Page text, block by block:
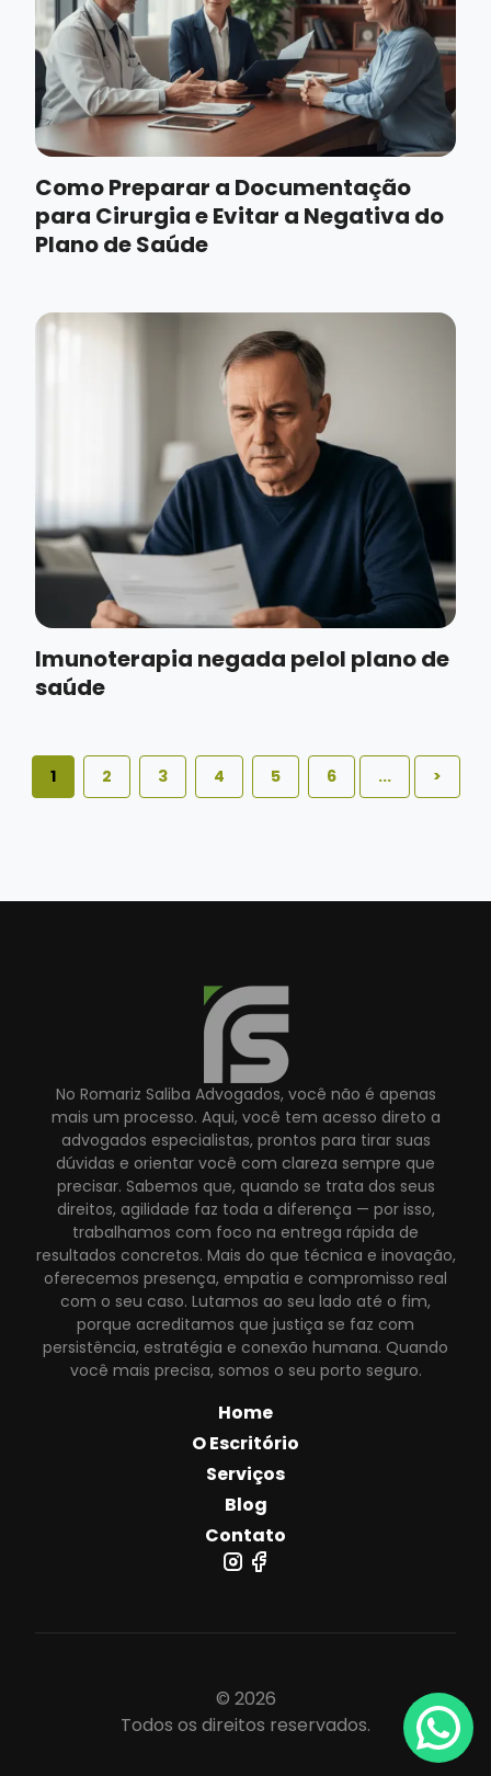
Como Preparar a Documentação
para Cirurgia e Evitar a Negativa do
Plano de Saúde
Imunoterapia negada pelol plano de
saúde
1 2 3 4 5 6 ... >
No Romariz Saliba Advogados, você não é apenas
mais um processo. Aqui, você tem acesso direto a
advogados especialistas, prontos para tirar suas
dúvidas e orientar você com clareza sempre que
precisar. Sabemos que, quando se trata dos seus
direitos, agilidade faz toda a diferença — por isso,
trabalhamos com foco na entrega rápida de
resultados concretos. Mais do que técnica e inovação,
oferecemos presença, empatia e compromisso real
com o seu caso. Lutamos ao seu lado até o fim,
porque acreditamos que justiça se faz com
persistência, estratégia e conexão humana. Quando
você mais precisa, somos o seu porto seguro.
Home
O Escritório
Serviços
Blog
Contato
© 2026
Todos os direitos reservados.